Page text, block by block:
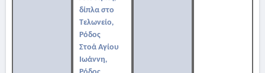
δίπλα στο
Τελωνείο,
Ρόδος
Στοά Αγίου
Ιωάννη,
Ρόδος